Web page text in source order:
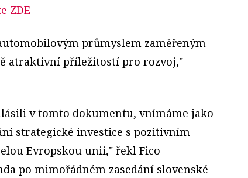
ZDE
průmyslem zaměřeným
atraktivní příležitostí pro rozvoj,"
v tomto dokumentu, vnímáme jako
strategické investice s pozitivním
Evropskou unii," řekl Fico
po mimořádném zasedání slovenské